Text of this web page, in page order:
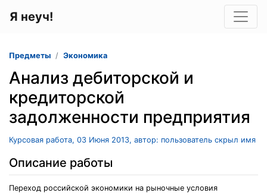
Я неуч!
Предметы Экономика
Анализ дебиторской и
кредиторской
задолженности предприятия
Курсовая работа, 03 Июня 2013, автор: пользователь скрыл имя
Описание работы
Переход российской экономики на рыночные условия